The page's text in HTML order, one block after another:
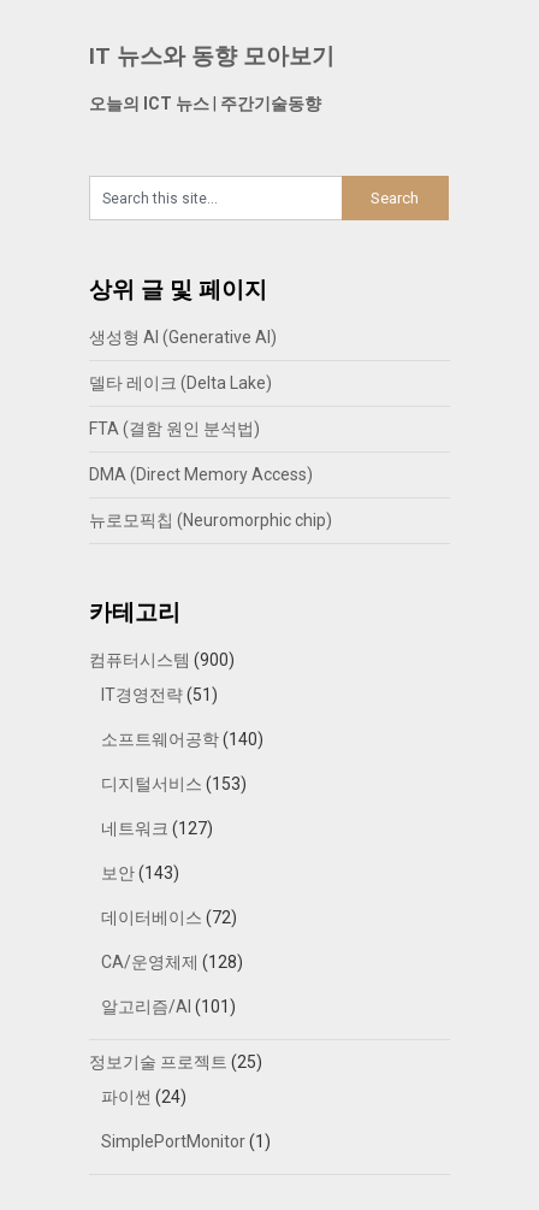
IT 뉴스와 동향 모아보기
오늘의 ICT 뉴스| 주간기술동향
상위 글 및 페이지
생성형 AI (Generative AI)
델타 레이크 (Delta Lake)
FTA (결함 원인 분석법)
DMA (Direct Memory Access)
뉴로모픽칩 (Neuromorphic chip)
카테고리
컴퓨터시스템 (900)
IT경영전략(51)
소프트웨어공학(140)
디지털서비스 (153)
네트워크 (127)
보안(143)
데이터베이스 (72)
CA/운영체제 (128)
알고리즘/AI (101)
정보기술 프로젝트 (25)
파이썬 (24)
SimplePortMonitor(1)